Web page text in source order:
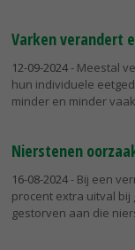
Varken verandert
12-09-2024- Meestal
hun individuele
minder en minder
Nierstenen
16-08-2024- Bij een
procent extra uitval
gestorven aan die